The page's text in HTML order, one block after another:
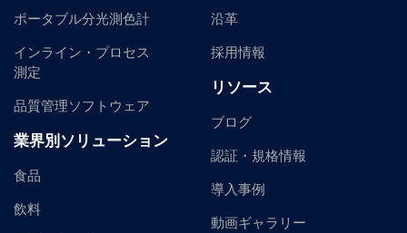
ポータブル分光測色計
インライン・プロセス
測定
品質管理ソフトウェア
業界別ソリューション
食品
飲料
沿革
採用情報
リソース
ブログ
認証・規格情報
導入事例
動画ギャラリー